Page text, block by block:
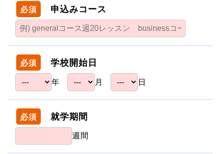
必須 申込みコース
必須 学校開始日
年 月 日
必須 就学期間
週間